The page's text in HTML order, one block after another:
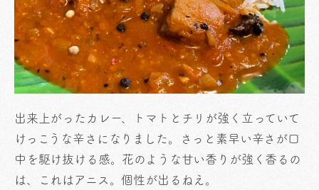
出来上がったカレー、トマトとチリが強く立っていて
けっこうな辛さになりました。さっと素早い辛さが口
中を駆け抜ける感。花のような甘い香りが強く香るの
は、これはアニス。個性が出るねえ。